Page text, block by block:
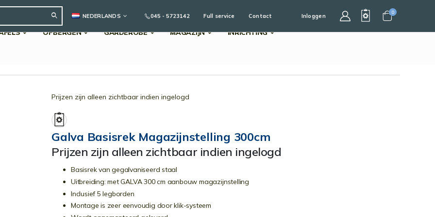
Search
TAALNEDERLANDS 045 - 5723142 Full service Contact Inloggen
Cart
0
OPBERGEN GARDEROBE MAGAZIJN INRICHTING
Galva Basisrek Magazijnstelling 300cm
Prijzen zijn alleen zichtbaar indien ingelogd
Basisrek van gegalvaniseerd staal
Uitbreiding: met GALVA 300 cm aanbouw magazijnstelling
Inclusief 5 legborden
Montage is zeer eenvoudig door klik-systeem
Prijzen zijn alleen zichtbaar indien ingelogd